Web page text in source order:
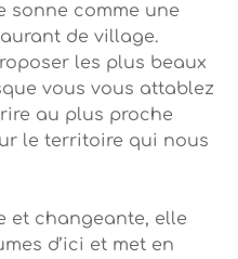
sonne comme une
de village.
les plus beaux
vous vous attablez
au plus proche
le territoire qui nous
et changeante, elle
d’ici et met en